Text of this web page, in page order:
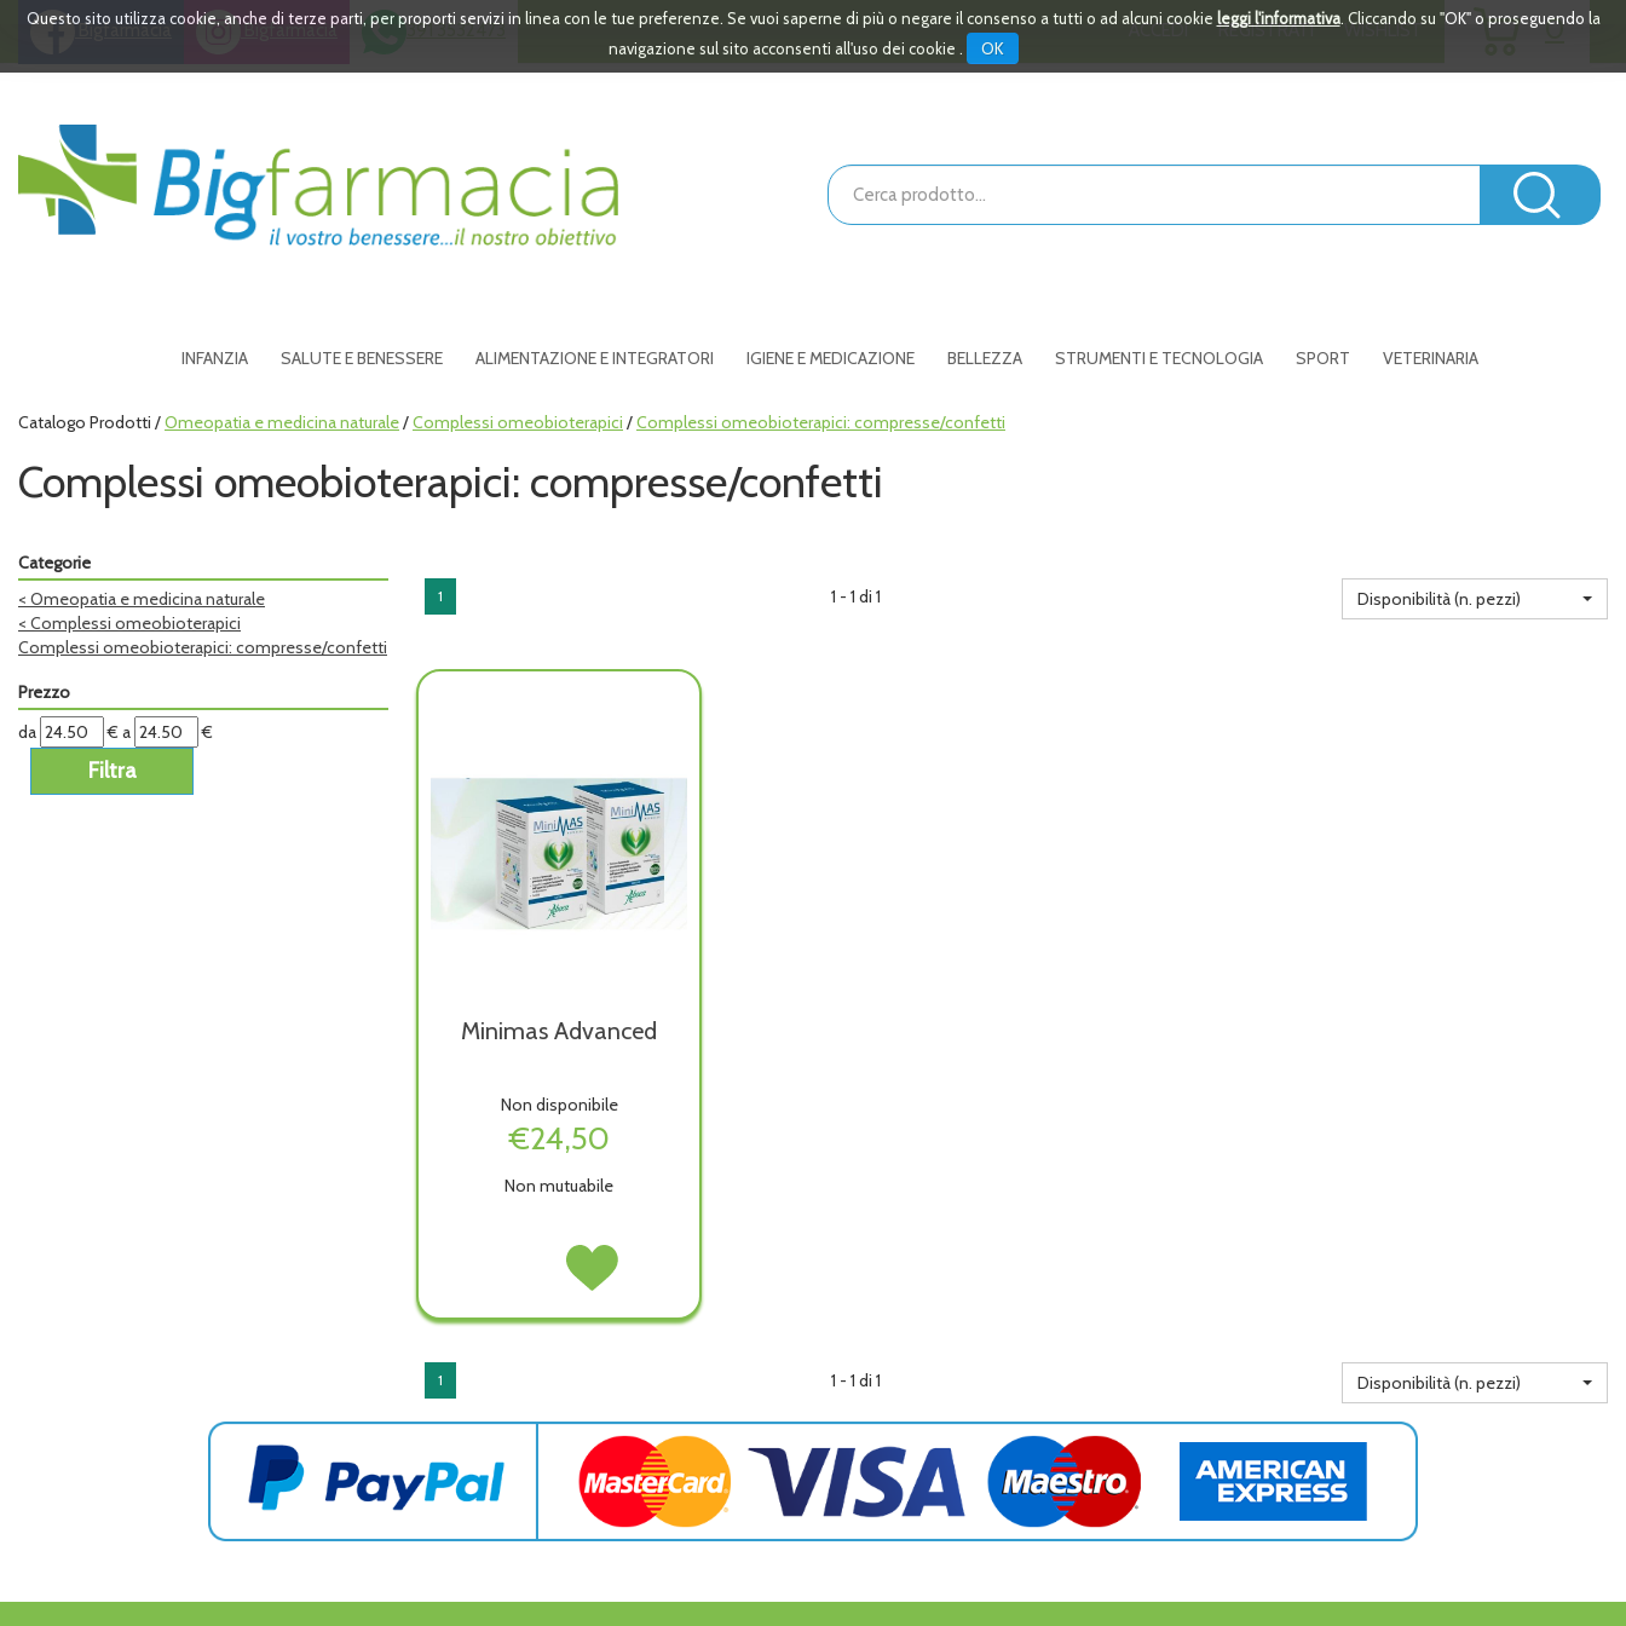
PassaQuesto sito utilizza cookie, anche di terze parti, per proporti servizi in linea con le tue preferenze. Se vuoi saperne di più o negare il consenso a tutti o ad alcuni cookie leggi l'informativa. Cliccando su "OK" o proseguendo la
navigazione sul sito acconsenti all'uso dei cookie .
OK
Bigfarmacia Bigfarmacia 391 3532473 ACCEDI REGISTRATI WISHLIST 0
ARTICOLI
Bigfarmacia
Cerca
Prodotto
INFANZIA SALUTE E BENESSERE ALIMENTAZIONE E INTEGRATORI IGIENE E MEDICAZIONE BELLEZZA STRUMENTI E TECNOLOGIA SPORT VETERINARIA
Catalogo Prodotti /Omeopatia e medicina naturale/Complessi omeobioterapici /Complessi omeobioterapici: compresse/confetti
Complessi omeobioterapici: compresse/confetti
Categorie
< Omeopatia e medicina naturale
< Complessi omeobioterapici
Complessi omeobioterapici: compresse/confetti
Prezzo
filtra
da
da € filtra
a
a €
1 1 - 1 di 1 Disponibilità (n. pezzi)
Minimas Advanced
Non disponibile
€24,50
Non mutuabile
Advanced non
disponibile
Acquista Minimas
Advanced alla
1 1 - 1 di 1 Disponibilità (n. pezzi)